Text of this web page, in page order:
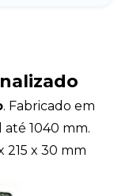
. Fabricado em
até 1040 mm.
215 x 30 mm